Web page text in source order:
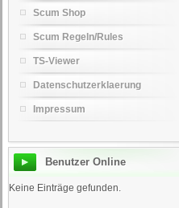
Scum Shop
Scum Regeln/Rules
TS-Viewer
Datenschutzerklaerung
Impressum
Benutzer Online
Keine Einträge gefunden.